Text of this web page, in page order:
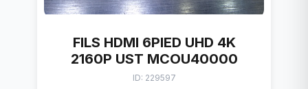
FILS HDMI 6PIED UHD 4K
2160P UST MCOU40000
ID: 229597